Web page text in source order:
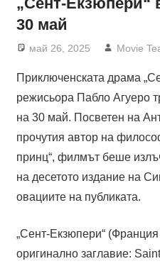
30 май
май 26, 2025 Movie
Приключенската драма
режисьора Пабло Агуеро
на 30 май. Посветен на
прочутия автор на
принц“, филмът беше
на десетото издание на
овациите на публиката.
„Сент-Екзюпери“
оригинално заглавие: